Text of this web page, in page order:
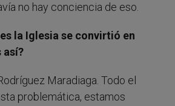
no hay conciencia de eso.
la Iglesia se convirtió en
así?
Maradiaga. Todo el
problemática, estamos